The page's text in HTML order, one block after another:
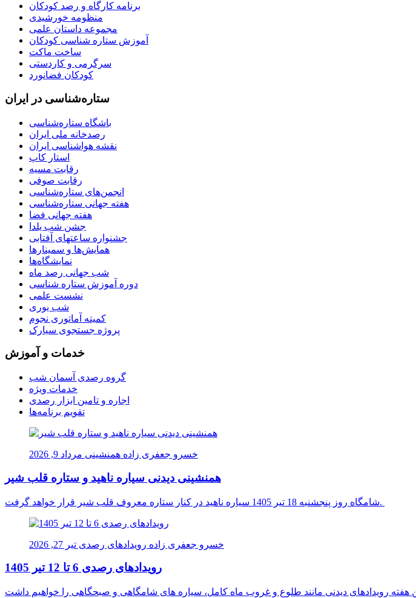
برنامه‌ کارگاه و رصد کودکان
منظومه خورشیدی
مجموعه داستان علمی
آموزش ستاره شناسی کودکان
ساخت ماکت
سرگرمی و کاردستی
کودکان فضانورد
ستاره‌شناسی در ایران
باشگاه ستاره‌شناسی
رصدخانه ملی ایران
نقشه هواشناسی ایران
استار کاپ
رقابت مسیه
رقابت صوفی
انجمن‌های ستاره‌شناسی
هفته جهانی ستاره‌شناسی
هفته جهانی فضا
جشن شب یلدا
جشنواره ساعتهای آفتابی
همایش‌ها و سمینارها
نمایشگاه‌ها
شب جهانی رصد ماه
دوره آموزش ستاره شناسی
نشست علمی
شب یوری
کمیته آماتوری نجوم
پروژه جستجوی سیارک
خدمات و آموزش
گروه رصدی آسمان شب
خدمات ویژه
اجاره و تامین ابزار رصدی
تقویم برنامه‌ها
خسرو جعفری زاده همنشینی مرداد 9, 2026
همنشینی دیدنی سیاره ناهید و ستاره قلب شیر
شامگاه روز پنجشنبه 18 تیر 1405 سیاره ناهید در کنار ستاره معروف قلب شیر قرار خواهد گرفت.
خسرو جعفری زاده رویدادهای رصدی تیر 27, 2026
رویدادهای رصدی 6 تا 12 تیر 1405